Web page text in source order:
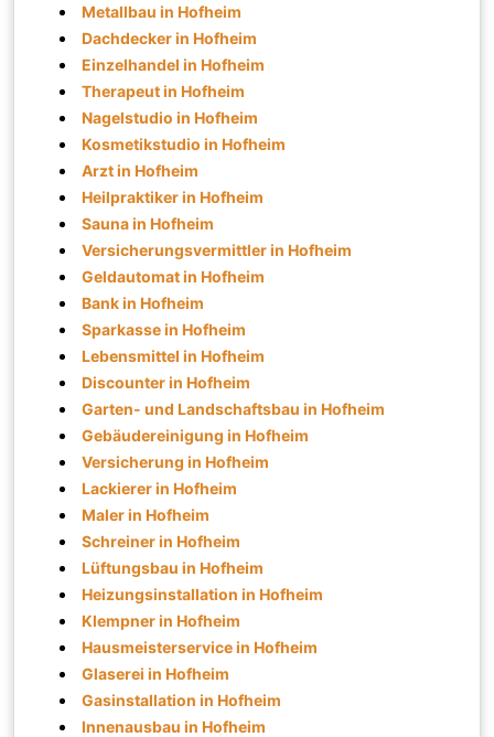
Metallbau in Hofheim
Dachdecker in Hofheim
Einzelhandel in Hofheim
Therapeut in Hofheim
Nagelstudio in Hofheim
Kosmetikstudio in Hofheim
Arzt in Hofheim
Heilpraktiker in Hofheim
Sauna in Hofheim
Versicherungsvermittler in Hofheim
Geldautomat in Hofheim
Bank in Hofheim
Sparkasse in Hofheim
Lebensmittel in Hofheim
Discounter in Hofheim
Garten- und Landschaftsbau in Hofheim
Gebäudereinigung in Hofheim
Versicherung in Hofheim
Lackierer in Hofheim
Maler in Hofheim
Schreiner in Hofheim
Lüftungsbau in Hofheim
Heizungsinstallation in Hofheim
Klempner in Hofheim
Hausmeisterservice in Hofheim
Glaserei in Hofheim
Gasinstallation in Hofheim
Innenausbau in Hofheim